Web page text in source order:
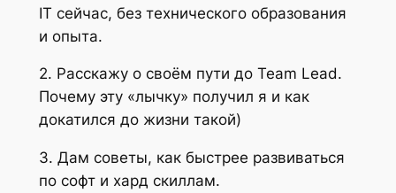
IT сейчас, без технического образования
и опыта.
2. Расскажу о своём пути до Team Lead.
Почему эту «лычку» получил я и как
докатился до жизни такой)
3. Дам советы, как быстрее развиваться
по софт и хард скиллам.